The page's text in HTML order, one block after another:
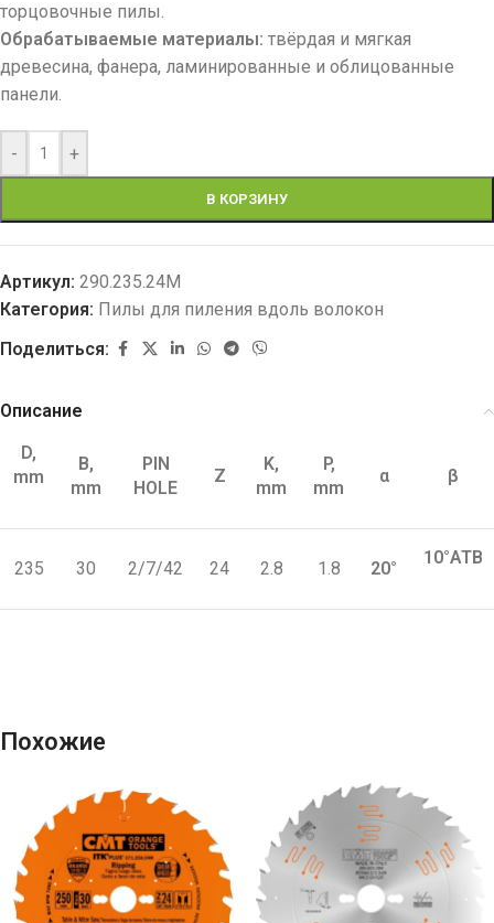
торцовочные пилы.
Обрабатываемые материалы: твёрдая и мягкая
древесина, фанера, ламинированные и облицованные
панели.
- +
В КОРЗИНУ
Артикул: 290.235.24M
Категория: Пилы для пиления вдоль волокон
Поделиться:
Описание
D,
mm
B,
mm
PIN
HOLE
Z
K,
mm
P,
mm
α β
235 30 2/7/42 24 2.8 1.8 20°
10°ATB
Похожие